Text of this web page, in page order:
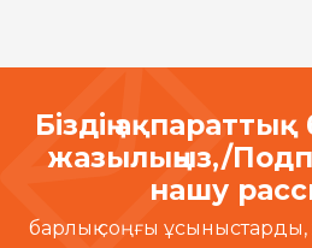
Біздің
жазылыңыз,/
нашу
барлық соңғы ұсыныстарды,